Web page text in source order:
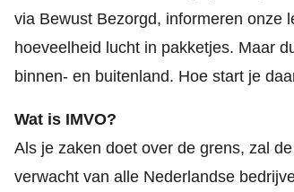
via Bewust Bezorgd, informeren onze
hoeveelheid lucht in pakketjes. Maar
binnen- en buitenland. Hoe start je
Wat is IMVO?
Als je zaken doet over de grens, zal
verwacht van alle Nederlandse